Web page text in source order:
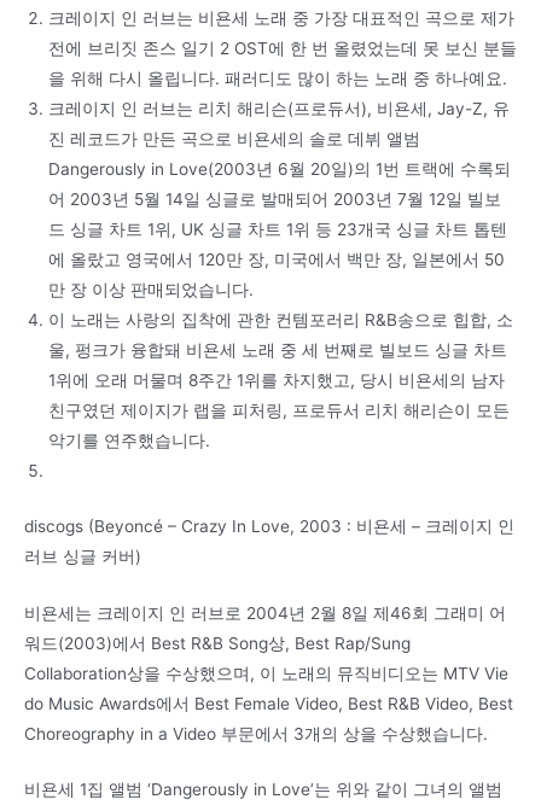
크레이지 인 러브는 비욘세 노래 중 가장 대표적인 곡으로 제가
전에 브리짓 존스 일기 2 OST에 한 번 올렸었는데 못 보신 분들
을 위해 다시 올립니다. 패러디도 많이 하는 노래 중 하나예요.
크레이지 인 러브는 리치 해리슨(프로듀서), 비욘세, Jay-Z, 유
진 레코드가 만든 곡으로 비욘세의 솔로 데뷔 앨범
Dangerously in Love(2003년 6월 20일)의 1번 트랙에 수록되
어 2003년 5월 14일 싱글로 발매되어 2003년 7월 12일 빌보
드 싱글 차트 1위, UK 싱글 차트 1위 등 23개국 싱글 차트 톱텐
에 올랐고 영국에서 120만 장, 미국에서 백만 장, 일본에서 50
만 장 이상 판매되었습니다.
이 노래는 사랑의 집착에 관한 컨템포러리 R&B송으로 힙합, 소
울, 펑크가 융합돼 비욘세 노래 중 세 번째로 빌보드 싱글 차트
1위에 오래 머물며 8주간 1위를 차지했고, 당시 비욘세의 남자
친구였던 제이지가 랩을 피처링, 프로듀서 리치 해리슨이 모든
악기를 연주했습니다.
discogs (Beyoncé – Crazy In Love, 2003 : 비욘세 – 크레이지 인
러브 싱글 커버)
비욘세는 크레이지 인 러브로 2004년 2월 8일 제46회 그래미 어
워드(2003)에서 Best R&B Song상, Best Rap/Sung
Collaboration상을 수상했으며, 이 노래의 뮤직비디오는 MTV Vie
do Music Awards에서 Best Female Video, Best R&B Video, Best
Choreography in a Video 부문에서 3개의 상을 수상했습니다.
비욘세 1집 앨범 ‘Dangerously in Love’는 위와 같이 그녀의 앨범